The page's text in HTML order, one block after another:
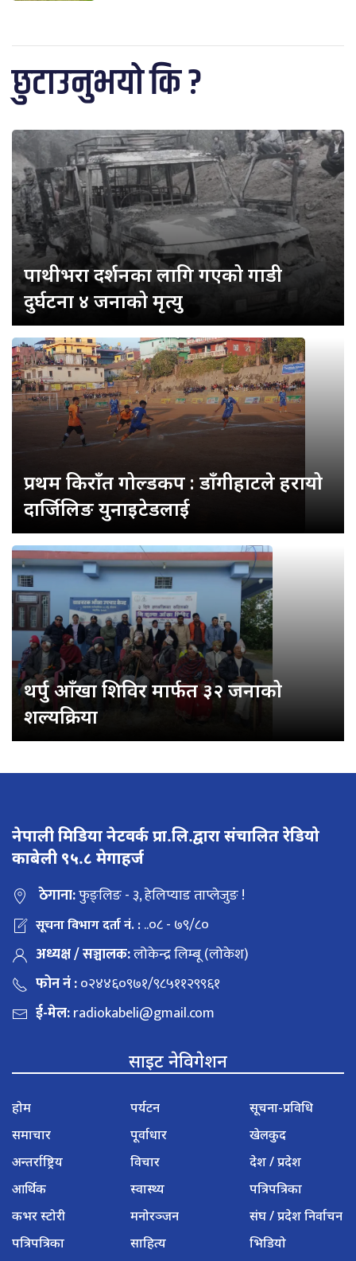
छुटाउनुभयो कि ?
पाथीभरा दर्शनका लागि गएको गाडी
दुर्घटना ४ जनाको मृत्यु
प्रथम किराँत गोल्डकप : डाँगीहाटले हरायो
दार्जिलिङ युनाइटेडलाई
थर्पु आँखा शिविर मार्फत ३२ जनाको
शल्यक्रिया
नेपाली मिडिया नेटवर्क प्रा.लि.द्वारा संचालित रेडियो
काबेली ९५.८ मेगाहर्ज
ठेगाना:फुङ्लिङ - ३, हेलिप्याड ताप्लेजुङ !
सूचना विभाग दर्ता नं. :..०८ - ७९/८०
अध्यक्ष / सञ्चालक:लोकेन्द्र लिम्बू (लोकेश)
फोन नं :०२४४६०९७१/९८५११२९९६१
ई-मेल:radiokabeli@gmail.com
साइट नेविगेशन
होम
समाचार
अन्तर्राष्ट्रिय
आर्थिक
कभर स्टोरी
पत्रिपत्रिका
पर्यटन
पूर्वाधार
विचार
स्वास्थ्य
मनोरञ्जन
साहित्य
सूचना-प्रविधि
खेलकुद
देश / प्रदेश
पत्रिपत्रिका
संघ / प्रदेश निर्वाचन
भिडियो